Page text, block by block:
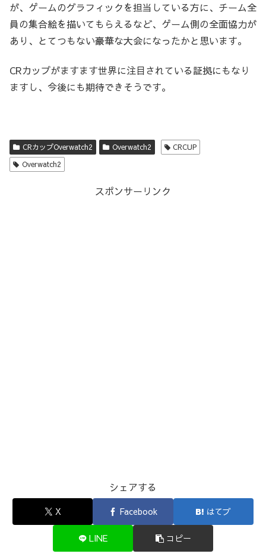
が、ゲームのグラフィックを担当している方に、チーム全
員の集合絵を描いてもらえるなど、ゲーム側の全面協力が
あり、とてつもない豪華な大会になったかと思います。
CRカップがますます世界に注目されている証拠にもなり
ますし、今後にも期待できそうです。
CRカップOverwatch2 Overwatch2
CRCUP
Overwatch2
スポンサーリンク
シェアする
X Facebook はてブ
LINE コピー